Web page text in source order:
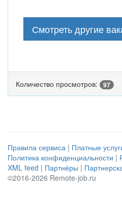
Смотреть другие
Количество просмотров: 97
Правила сервиса | Платные
Политика конфиденциальности |
XML feed | Партнёры |
©2016-2026 Remote-job.ru